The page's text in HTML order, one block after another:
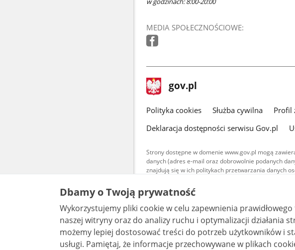
MEDIA SPOŁECZNOŚCIOWE:
stopka
gov.pl Strona
gov.pl
gov.pl
Polityka cookies Służba cywilna Profil
Deklaracja dostępności serwisu Gov.pl
Strony dostępne w domenie www.gov.pl mogą
danych (adres e-mail oraz dobrowolnie podanych
znajdują się w ich politykach przetwarzania danych
Treści tekstowe publikowane w
udostępniane na licencji typu Creative
warunkach 4.0 (CC BY-SA 4.0).
są udostępniane na licencji typu
bez utworów zależnych 4.0 (CC BY-
Dbamy o Twoją prywatność
Wykorzystujemy pliki cookie w celu zapewnienia
naszej witryny oraz do analizy ruchu i optymalizacji działania strony.
możemy lepiej dostosować treści do potrzeb użytkowników i
usługi. Pamiętaj, że informacje przechowywane w plikach cookie mogą pozwalać na